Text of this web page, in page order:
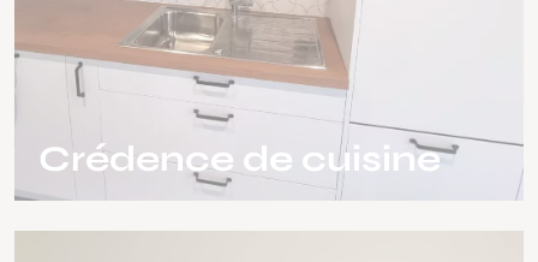
Crédence de cuisine